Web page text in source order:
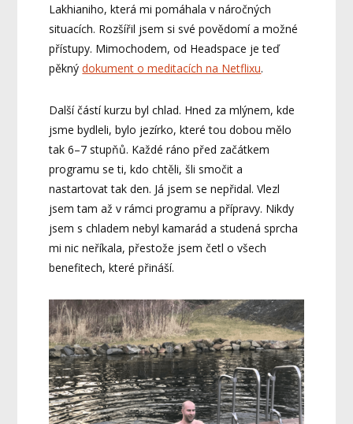
Lakhianiho, která mi pomáhala v náročných
situacích. Rozšířil jsem si své povědomí a možné
přístupy. Mimochodem, od Headspace je teď
pěknýdokument o meditacích na Netflixu.
Další částí kurzu byl chlad. Hned za mlýnem, kde
jsme bydleli, bylo jezírko, které tou dobou mělo
tak 6–7 stupňů. Každé ráno před začátkem
programu se ti, kdo chtěli, šli smočit a
nastartovat tak den. Já jsem se nepřidal. Vlezl
jsem tam až v rámci programu a přípravy. Nikdy
jsem s chladem nebyl kamarád a studená sprcha
mi nic neříkala, přestože jsem četl o všech
benefitech, které přináší.